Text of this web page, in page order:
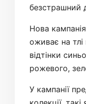
безстрашний
Нова
оживає на тлі
відтінки
рожевого,
У кампанії